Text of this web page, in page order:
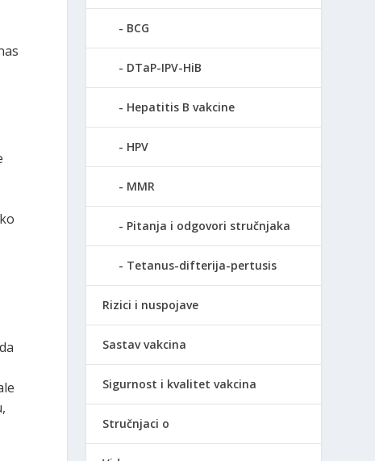
BCG
DTaP-IPV-HiB
Hepatitis B vakcine
HPV
MMR
Pitanja i odgovori stručnjaka
Tetanus-difterija-pertusis
Rizici i nuspojave
Sastav vakcina
Sigurnost i kvalitet vakcina
Stručnjaci o